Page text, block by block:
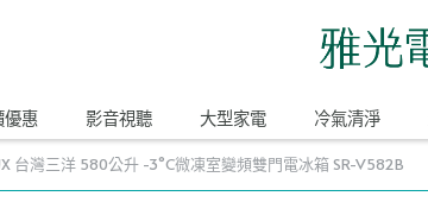
優惠 影音視聽 大型家電 冷氣清淨
台灣三洋 580公升 -3°C微凍室變頻雙門電冰箱 SR-V582B